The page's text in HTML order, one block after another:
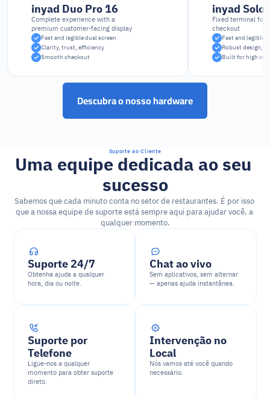
inyad Duo Pro 16
Complete experience with a
premium customer-facing display
Fast and legible dual screen
Clarity, trust, efficiency
Smooth checkout
inyad Solo
Fixed terminal for
checkout
Fast and legible
Robust design,
Built for high
Descubra o nosso hardware
Suporte ao Cliente
Uma equipe dedicada ao seu
sucesso
Sabemos que cada minuto conta no setor de restaurantes. É por isso
que a nossa equipe de suporte está sempre aqui para ajudar você, a
qualquer momento.
Suporte 24/7
Obtenha ajuda a qualquer
hora, dia ou noite.
Chat ao vivo
Sem aplicativos, sem alternar
— apenas ajuda instantânea.
Suporte por
Telefone
Ligue-nos a qualquer
momento para obter suporte
direto.
Intervenção no
Local
Nós vamos até você quando
necessário.